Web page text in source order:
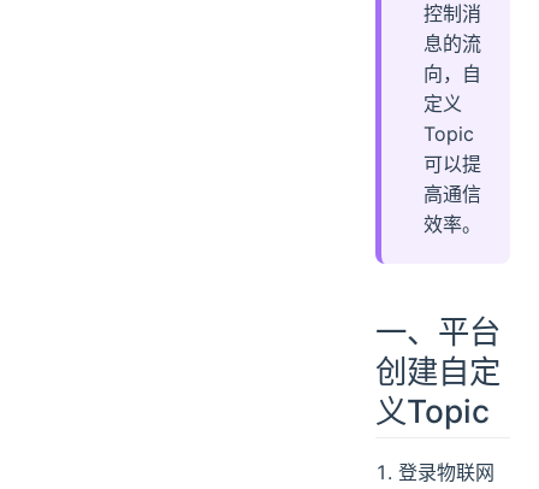
控制消
息的流
向，自
定义
Topic
可以提
高通信
效率。
一、平台
创建自定
义Topic
登录物联网